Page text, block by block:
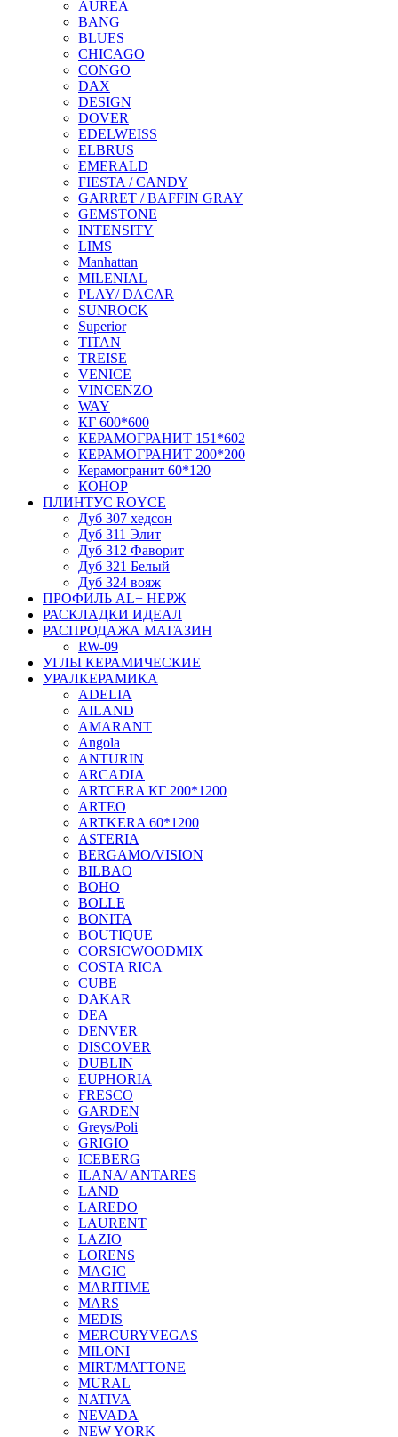
AUREA
BANG
BLUES
CHICAGO
CONGO
DAX
DESIGN
DOVER
EDELWEISS
ELBRUS
EMERALD
FIESTA / CANDY
GARRET / BAFFIN GRAY
GEMSTONE
INTENSITY
LIMS
Manhattan
MILENIAL
PLAY/ DACAR
SUNROCK
Superior
TITAN
TREISE
VENICE
VINCENZO
WAY
КГ 600*600
КЕРАМОГРАНИТ 151*602
КЕРАМОГРАНИТ 200*200
Керамогранит 60*120
КОНОР
ПЛИНТУС ROYCE
Дуб 307 хедсон
Дуб 311 Элит
Дуб 312 Фаворит
Дуб 321 Белый
Дуб 324 вояж
ПРОФИЛЬ AL+ НЕРЖ
РАСКЛАДКИ ИДЕАЛ
РАСПРОДАЖА МАГАЗИН
RW-09
УГЛЫ КЕРАМИЧЕСКИЕ
УРАЛКЕРАМИКА
ADELIA
AILAND
AMARANT
Angola
ANTURIN
ARCADIA
ARTCERA КГ 200*1200
ARTEO
ARTKERA 60*1200
ASTERIA
BERGAMO/VISION
BILBAO
BOHO
BOLLE
BONITA
BOUTIQUE
CORSICWOODMIX
COSTA RICA
CUBE
DAKAR
DEA
DENVER
DISCOVER
DUBLIN
EUPHORIA
FRESCO
GARDEN
Greys/Poli
GRIGIO
ICEBERG
ILANA/ ANTARES
LAND
LAREDO
LAURENT
LAZIO
LORENS
MAGIC
MARITIME
MARS
MEDIS
MERCURYVEGAS
MILONI
MIRT/MATTONE
MURAL
NATIVA
NEVADA
NEW YORK